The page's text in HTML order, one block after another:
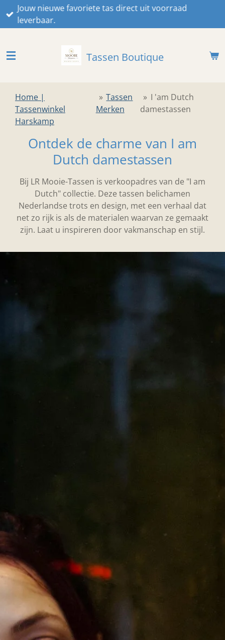
Ga
direct
hoofdinhoud
Jouw nieuwe favoriete tas direct uit voorraad
leverbaar.
Tassen Boutique
Home |
Tassenwinkel
Harskamp
» Tassen
Merken
» I 'am Dutch
damestassen
Ontdek de charme van I am
Dutch damestassen
Bij LR Mooie-Tassen is verkoopadres van de "I am
Dutch" collectie. Deze tassen belichamen
Nederlandse trots en design, met een verhaal dat
net zo rijk is als de materialen waarvan ze gemaakt
zijn. Laat u inspireren door vakmanschap en stijl.